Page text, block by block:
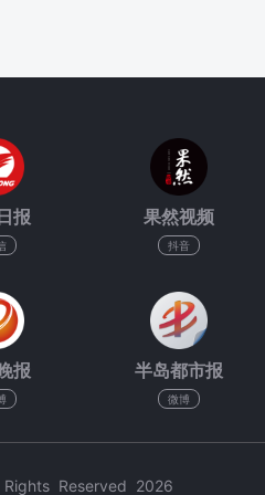
报 果然视频
抖音
报 半岛都市报
微博
Reserved 2026